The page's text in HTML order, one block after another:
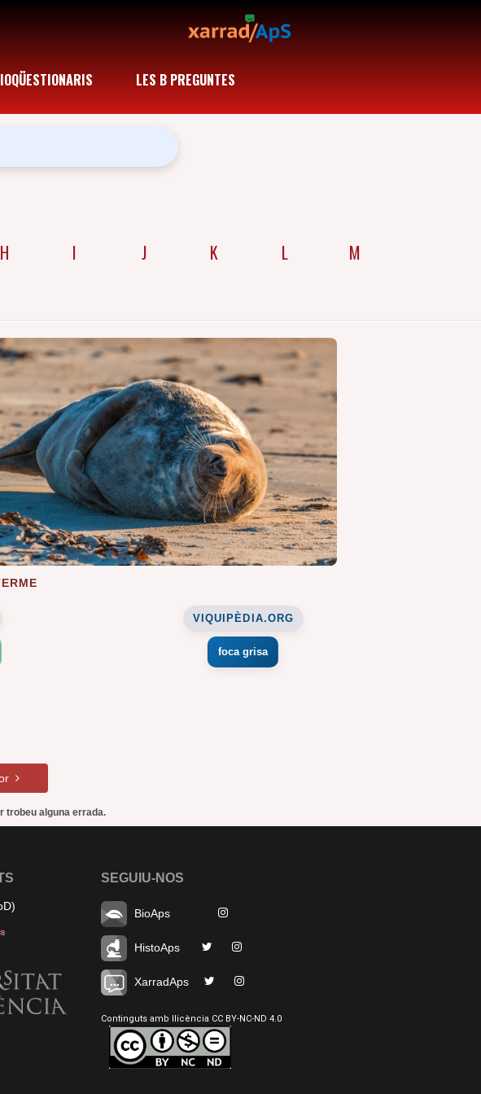
LES B PREGUNTES
H I J K L M
VIQUIPÈDIA.ORG
foca grisa
trobeu alguna errada.
SEGUIU-NOS
BioAps
HistoAps
XarradAps
Continguts amb llicència CC BY-NC-ND 4.0